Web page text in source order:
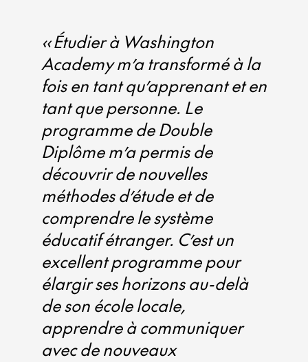
« Étudier à Washington
Academy m’a transformé à la
fois en tant qu’apprenant et en
tant que personne. Le
programme de Double
Diplôme m’a permis de
découvrir de nouvelles
méthodes d’étude et de
comprendre le système
éducatif étranger. C’est un
excellent programme pour
élargir ses horizons au-delà
de son école locale,
apprendre à communiquer
avec de nouveaux